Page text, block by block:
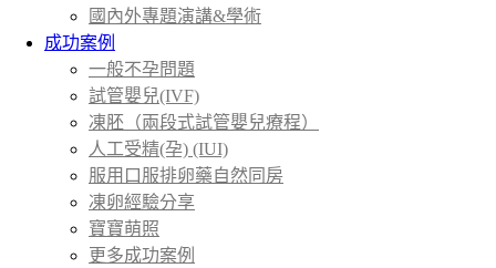
國內外專題演講&學術
成功案例
一般不孕問題
試管嬰兒(IVF)
凍胚（兩段式試管嬰兒療程）
人工受精(孕) (IUI)
服用口服排卵藥自然同房
凍卵經驗分享
寶寶萌照
更多成功案例